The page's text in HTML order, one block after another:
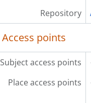
[Item]
[Item]
[Item]
[Item]
[Item]
[Item]
[Item]
Repository
Access points
Subject access points
Place access points